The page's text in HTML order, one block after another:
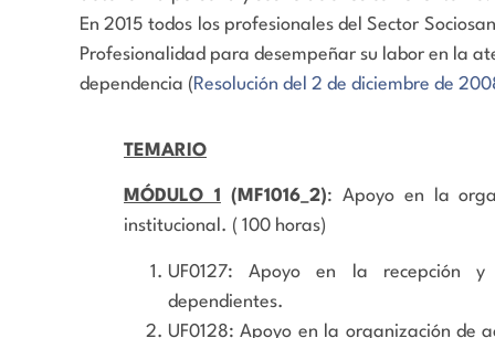
En 2015 todos los profesionales del Sector
Profesionalidad para desempeñar su labor en la
dependencia (Resolución del 2 de diciembre de
TEMARIO
MÓDULO 1 (MF1016_2): Apoyo en la
institucional. ( 100 horas)
UF0127: Apoyo en la recepción
dependientes.
UF0128: Apoyo en la organización de